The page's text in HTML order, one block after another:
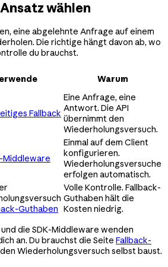
wählen
eine abgelehnte Anfrage auf einem
Die richtige hängt davon ab, wo
du brauchst.
Warum
Fallback
Eine Anfrage, eine
Antwort. Die API
übernimmt den
Wiederholungsversuch.
Middleware
Einmal auf dem Client
konfigurieren.
Wiederholungsversuche
erfolgen automatisch.
Guthaben
Volle Kontrolle. Fallback-
Guthaben hält die
Kosten niedrig.
die SDK-Middleware wenden
an. Du brauchst die Seite Fallback-
Wiederholungsversuch selbst baust.